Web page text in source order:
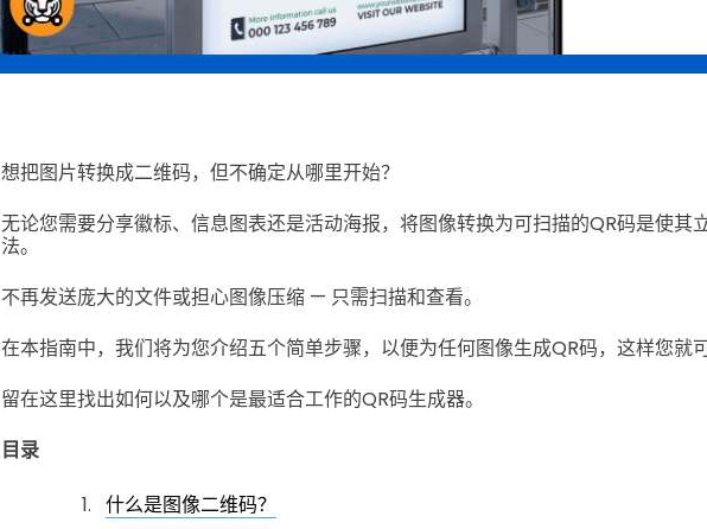
想把图片转换成二维码，但不确定从哪里开始？
无论您需要分享徽标、信息图表还是活动海报，将图像转换为可扫描的QR码是使其
法。
不再发送庞大的文件或担心图像压缩 — 只需扫描和查看。
在本指南中，我们将为您介绍五个简单步骤，以便为任何图像生成QR码，这样您就
留在这里找出如何以及哪个是最适合工作的QR码生成器。
目录
什么是图像二维码？